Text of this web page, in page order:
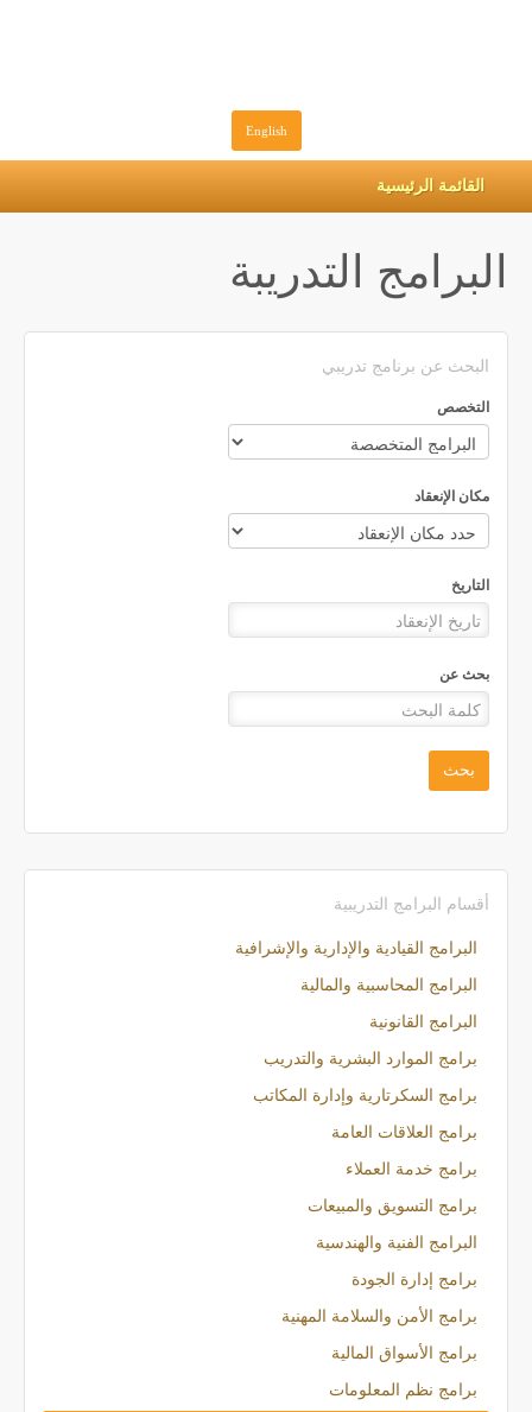
English
القائمة الرئيسية
البرامج التدريبة
البحث عن برنامج تدريبي
التخصص
مكان الإنعقاد
التاريخ
بحث عن
بحث
أقسام البرامج التدريبية
البرامج القيادية والإدارية والإشرافية
البرامج المحاسبية والمالية
البرامج القانونية
برامج الموارد البشرية والتدريب
برامج السكرتارية وإدارة المكاتب
برامج العلاقات العامة
برامج خدمة العملاء
برامج التسويق والمبيعات
البرامج الفنية والهندسية
برامج إدارة الجودة
برامج الأمن والسلامة المهنية
برامج الأسواق المالية
برامج نظم المعلومات